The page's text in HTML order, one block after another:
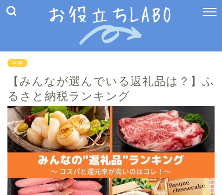
生活
【みんなが選んでいる返礼品は？】ふ
るさと納税ランキング